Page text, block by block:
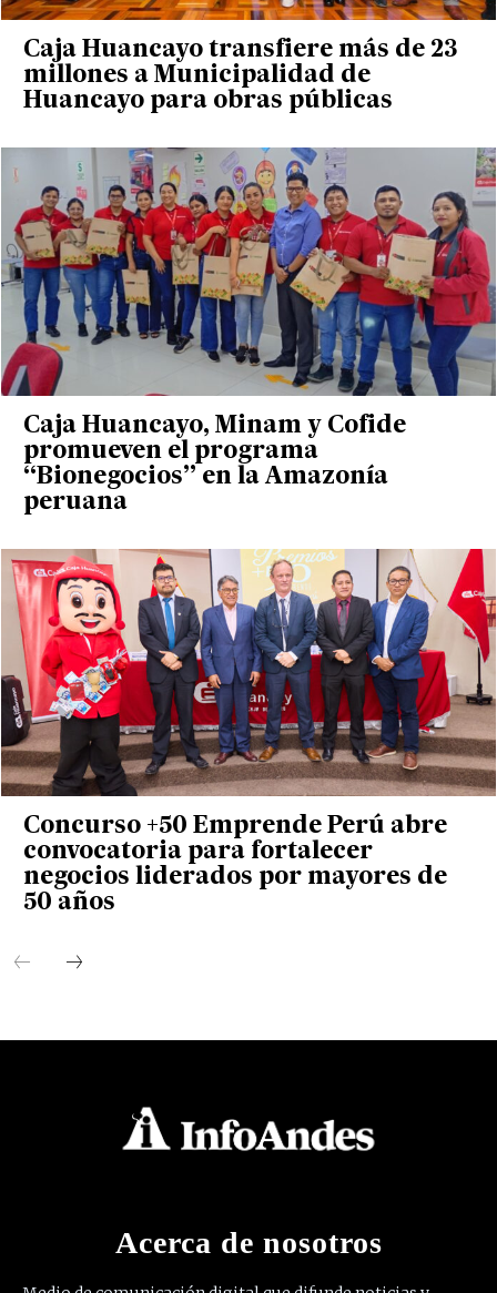
Caja Huancayo transfiere más de 23
millones a Municipalidad de
Huancayo para obras públicas
Caja Huancayo, Minam y Cofide
promueven el programa
“Bionegocios” en la Amazonía
peruana
Concurso +50 Emprende Perú abre
convocatoria para fortalecer
negocios liderados por mayores de
50 años
Acerca de nosotros